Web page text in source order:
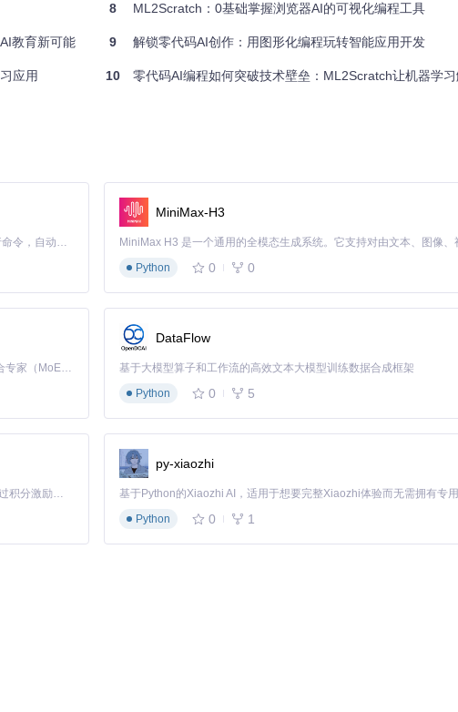
置"数字"、"加号"、"减号"等标签，然后为每个标签采集不同手写风格的样本，
呼。这种互动方式让故事讲述变得更加生动有趣，特别适合儿童教育。
各种智能功能。"设置标签 [数量]"积木用于配置需要识别的类别总数；"当识别到
识别次数"积木则能统计每个类别的识别频率。这些积木的组合使用，能够实现
可靠，还能让用户更好地理解AI模型的训练过程。
练一个识别不同颜色和形状的模型，然后通过手势控制绘画软件的颜色选择和
作灵感。
教育新可能
应用
8 ML2Scratch：0基础掌握浏览器AI的可视化编程工具
9 解锁零代码AI创作：用图形化编程玩转智能应用开发
10 零代码AI编程如何突破技术壁垒：ML2Scratch让机器学习
Claude Code 的开源替代方案。连接任意大模型，编辑代码，运行命令，自动验证 — 全自动执行。用 Rust 构建，极致性能。 ｜ An open-source alternative to Claude Code. Connect any LLM, edit code, run commands, and verify changes — autonomously. Built in Rust for speed. Get Started
MiniMax-H3
Python
0 0
Kimi K3 是Kimi能力最强的模型：这是一个拥有 2.8 万亿参数的混合专家（MoE）模型，具备原生视觉理解能力，并支持 100 万 token 的上下文窗口。
DataFlow
基于大模型算子和工作流的高效文本大模型训练数据合成框架
Python
0 5
「源启盛夏」暑期校园开发者成长计划旨在激活校园开源力量，通过积分激励、认证扶持、资源倾斜等形式，引导高校组织和开发者完成「入驻 — 建项目 — 做贡献 — 获认证 — 得资源」的完整闭环。无论你是想带领社团入驻平台的组织者，还是希望用代码贡献证明自己的开发者，都能在这里找到属于你的成长路径。
py-xiaozhi
Python
0 1